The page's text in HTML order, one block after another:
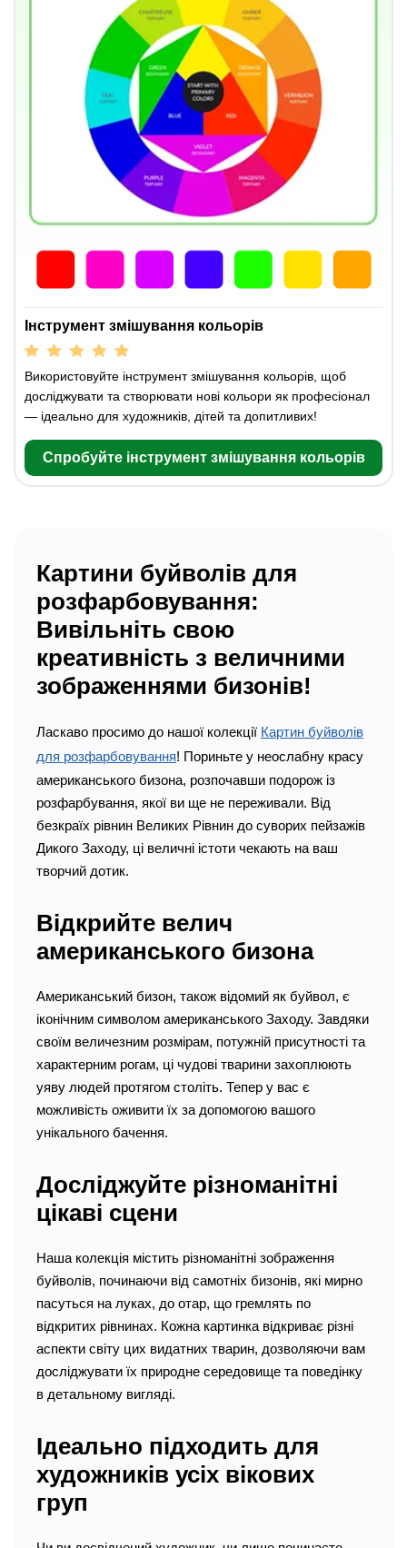
Інструмент змішування кольорів
Використовуйте інструмент змішування кольорів, щоб
досліджувати та створювати нові кольори як професіонал
— ідеально для художників, дітей та допитливих!
Спробуйте інструмент змішування кольорів
Картини буйволів для
розфарбовування:
Вивільніть свою
креативність з величними
зображеннями бизонів!
Ласкаво просимо до нашої колекції Картин буйволів
для розфарбовування! Пориньте у неослабну красу
американського бизона, розпочавши подорож із
розфарбування, якої ви ще не переживали. Від
безкраїх рівнин Великих Рівнин до суворих пейзажів
Дикого Заходу, ці величні істоти чекають на ваш
творчий дотик.
Відкрийте велич
американського бизона
Американський бизон, також відомий як буйвол, є
іконічним символом американського Заходу. Завдяки
своїм величезним розмірам, потужній присутності та
характерним рогам, ці чудові тварини захоплюють
уяву людей протягом століть. Тепер у вас є
можливість оживити їх за допомогою вашого
унікального бачення.
Досліджуйте різноманітні
цікаві сцени
Наша колекція містить різноманітні зображення
буйволів, починаючи від самотніх бизонів, які мирно
пасуться на луках, до отар, що гремлять по
відкритих рівнинах. Кожна картинка відкриває різні
аспекти світу цих видатних тварин, дозволяючи вам
досліджувати їх природне середовище та поведінку
в детальному вигляді.
Ідеально підходить для
художників усіх вікових
груп